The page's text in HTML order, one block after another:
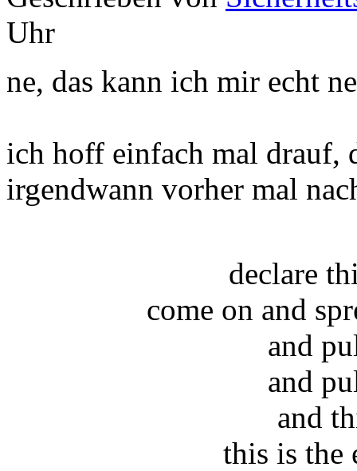
Uhr
ne, das kann ich mir echt
ich hoff einfach mal drauf,
irgendwann vorher mal
declare
come on and
and
and
and
this is the